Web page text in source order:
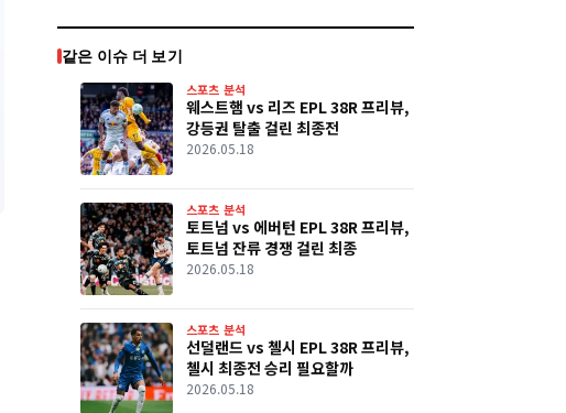
같은 이슈 더 보기
스포츠 분석
웨스트햄 vs 리즈 EPL 38R 프리뷰,
강등권 탈출 걸린 최종전
2026.05.18
스포츠 분석
토트넘 vs 에버턴 EPL 38R 프리뷰,
토트넘 잔류 경쟁 걸린 최종
2026.05.18
스포츠 분석
선덜랜드 vs 첼시 EPL 38R 프리뷰,
첼시 최종전 승리 필요할까
2026.05.18